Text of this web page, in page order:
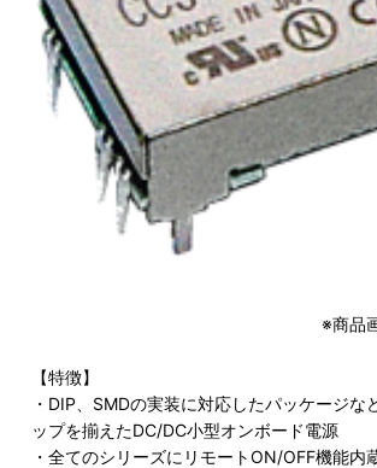
※商品
【特徴】
・DIP、SMDの実装に対応したパッケージな
ップを揃えたDC/DC小型オンボード電源
・全てのシリーズにリモートON/OFF機能内